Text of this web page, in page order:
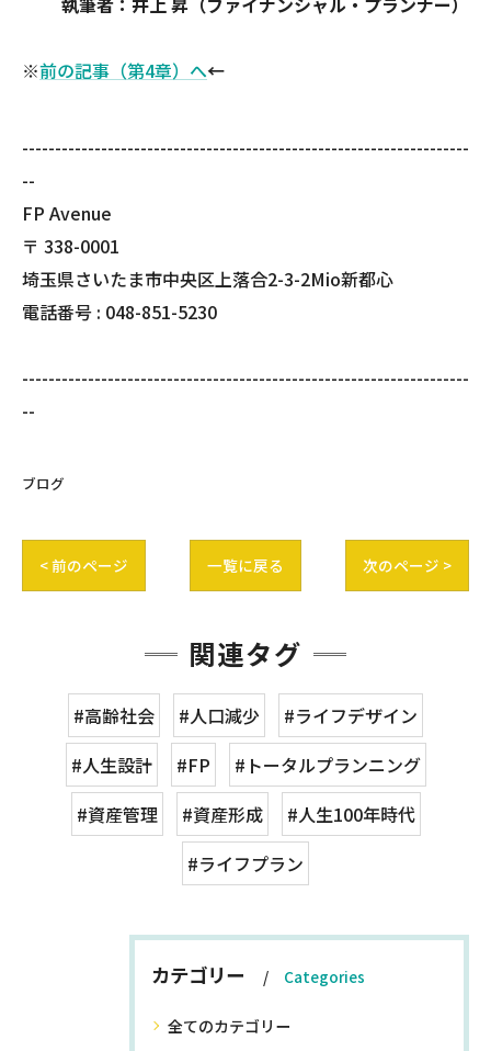
※前の記事（第4章）へ←
--------------------------------------------------------------------
--
FP Avenue
〒 338-0001
埼玉県さいたま市中央区上落合2-3-2Mio新都心
電話番号 : 048-851-5230
--------------------------------------------------------------------
--
ブログ
< 前のページ 一覧に戻る 次のページ >
関連タグ
#高齢社会 #人口減少
#ライフデザイン
#人生設計
#FP
#トータルプランニング
#資産管理
#資産形成
#人生100年時代
#ライフプラン
カテゴリー Categories
全てのカテゴリー